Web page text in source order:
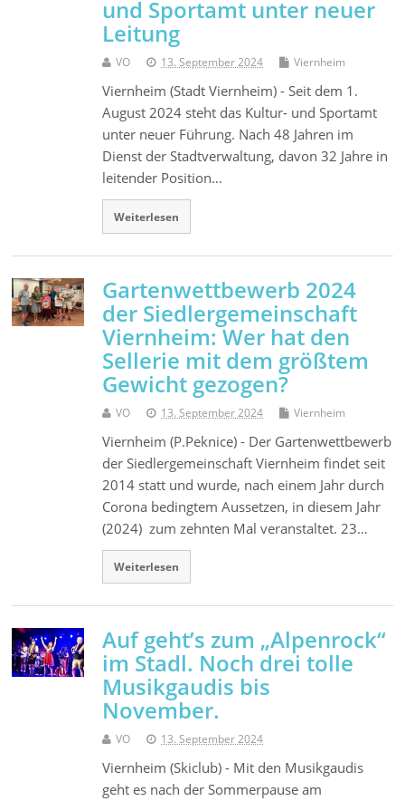
und Sportamt unter neuer
Leitung
VO 13. September 2024 Viernheim
Viernheim (Stadt Viernheim) - Seit dem 1.
August 2024 steht das Kultur- und Sportamt
unter neuer Führung. Nach 48 Jahren im
Dienst der Stadtverwaltung, davon 32 Jahre in
leitender Position…
Weiterlesen
Gartenwettbewerb 2024
der Siedlergemeinschaft
Viernheim: Wer hat den
Sellerie mit dem größtem
Gewicht gezogen?
VO 13. September 2024 Viernheim
Viernheim (P.Peknice) - Der Gartenwettbewerb
der Siedlergemeinschaft Viernheim findet seit
2014 statt und wurde, nach einem Jahr durch
Corona bedingtem Aussetzen, in diesem Jahr
(2024) zum zehnten Mal veranstaltet. 23…
Weiterlesen
Auf geht’s zum „Alpenrock“
im Stadl. Noch drei tolle
Musikgaudis bis
November.
VO 13. September 2024
Viernheim (Skiclub) - Mit den Musikgaudis
geht es nach der Sommerpause am